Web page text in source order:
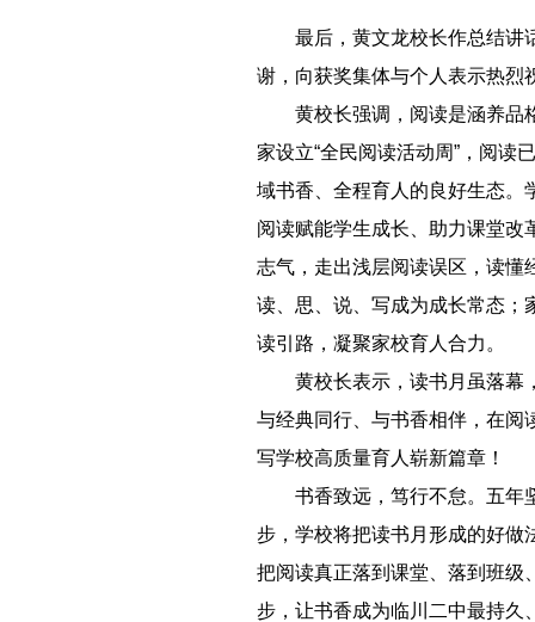
最后，黄文龙校长作总结讲
谢，向获奖集体与个人表示热烈
黄校长强调，阅读是涵养品
家设立“全民阅读活动周”，阅读
域书香、全程育人的良好生态。
阅读赋能学生成长、助力课堂改
志气，走出浅层阅读误区，读懂
读、思、说、写成为成长常态；
读引路，凝聚家校育人合力。
黄校长表示，读书月虽落幕
与经典同行、与书香相伴，在阅
写学校高质量育人崭新篇章！
书香致远，笃行不怠。五年
步，学校将把读书月形成的好做
把阅读真正落到课堂、落到班级
步，让书香成为临川二中最持久